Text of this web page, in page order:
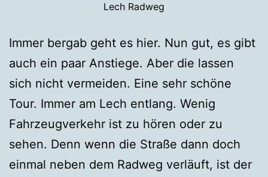
Lech Radweg
Immer bergab geht es hier. Nun gut, es gibt
auch ein paar Anstiege. Aber die lassen
sich nicht vermeiden. Eine sehr schöne
Tour. Immer am Lech entlang. Wenig
Fahrzeugverkehr ist zu hören oder zu
sehen. Denn wenn die Straße dann doch
einmal neben dem Radweg verläuft, ist der